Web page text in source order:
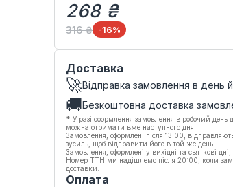
268 ₴
316 ₴ -16%
Доставка
🚀Відправка замовлення в день
🚚Безкоштовна доставка
* У разі оформлення замовлення в робочий
можна отримати вже наступного дня.
Замовлення, оформлені після 13:00,
зусиль, щоб відправити його в той же день.
Замовлення, оформлені у вихідні та святкові
Номер ТТН ми надішлемо після 20:00, коли
доставки.
Оплата